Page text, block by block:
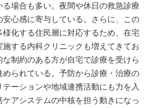
場合も多い。夜間や休日の救急診療
心感に寄与している。さらに、この
化する住民層に対応するため、在宅
する内科クリニックも増えてきてお
な制約のある方が自宅で診療を受けら
られている。予防から診療・治療の
ーションや地域連携活動にも力を入
アシステムの中核を担う動きになっ